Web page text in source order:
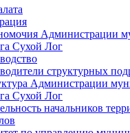
Администрации
Сухой Лог
структурных
Администрации
Сухой Лог
начальников